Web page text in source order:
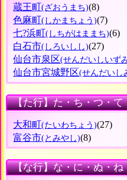
蔵王町(ざおうまち)(8)
色麻町(しかまちょう)(7)
七?浜町(しちがはままち)
白石市(しろいしし)(27)
仙台市泉区(せんだいしいず
仙台市宮城野区(せんだいし
【た行】た・ち・つ・て
大和町(たいわちょう)(27)
富谷市(とみやし)(8)
【な行】な・に・ぬ・ね